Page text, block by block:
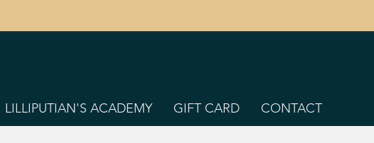
LILLIPUTIAN'S ACADEMY GIFT CARD CONTACT